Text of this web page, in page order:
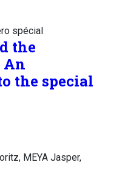
spécial
the
An
the special
MEYA Jasper,